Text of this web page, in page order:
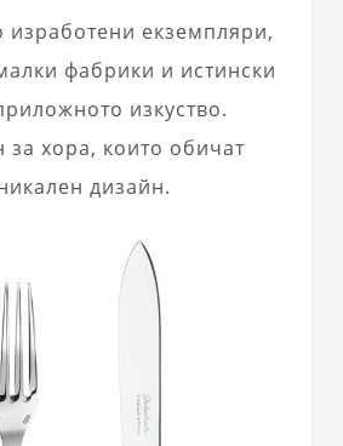
изработени екземпляри,
фабрики и истински
изкуство.
за хора, които обичат
дизайн.